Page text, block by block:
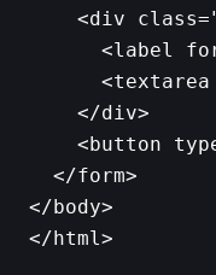
<div
<label
    </div>
<button
  </form>
</body>
</html>